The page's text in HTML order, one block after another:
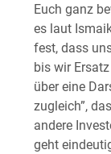
Euch ganz
es laut
fest, dass
bis wir
über eine
zugleich”,
andere
geht